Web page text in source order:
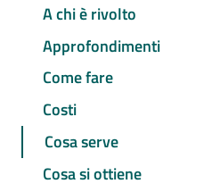
A chi è rivolto
Approfondimenti
Come fare
Costi
Cosa serve
Cosa si ottiene